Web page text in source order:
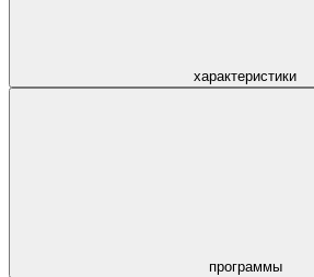
характеристики
программы